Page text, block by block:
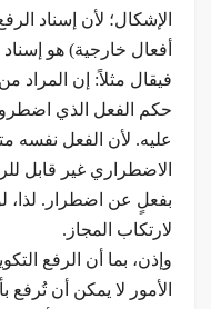
الإشكال؛ لأن إسناد
أفعال خارجية) هو
فيقال مثلاً: إن المراد
حكم الفعل الذي اضطروا
عليه. لأن الفعل نفسه
الاضطراري غير قابل
بفعلٍ عن اضطرار. لذا،
لارتكاب المجاز.
وإذن، بما أن الرفع
الأمور لا يمكن أن تُرفع